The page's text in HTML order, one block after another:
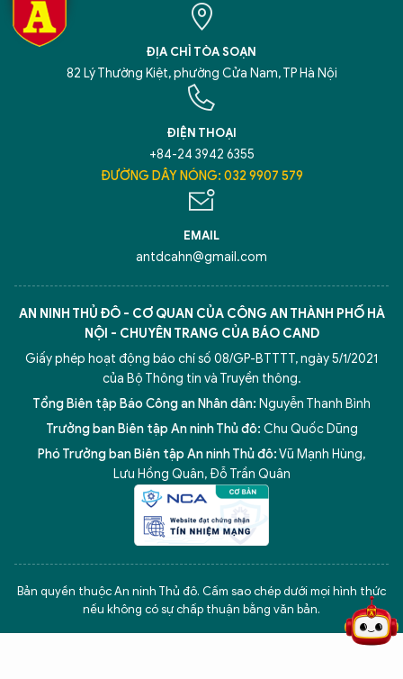
ĐỊA CHỈ TÒA SOẠN
82 Lý Thường Kiệt, phường Cửa Nam, TP Hà Nội
ĐIỆN THOẠI
+84-24 3942 6355
ĐƯỜNG DÂY NÓNG: 032 9907 579
EMAIL
antdcahn@gmail.com
AN NINH THỦ ĐÔ - CƠ QUAN CỦA CÔNG AN THÀNH PHỐ HÀ
NỘI - CHUYÊN TRANG CỦA BÁO CAND
Giấy phép hoạt động báo chí số 08/GP-BTTTT, ngày 5/1/2021
của Bộ Thông tin và Truyền thông.
Tổng Biên tập Báo Công an Nhân dân: Nguyễn Thanh Bình
Trưởng ban Biên tập An ninh Thủ đô: Chu Quốc Dũng
Phó Trưởng ban Biên tập An ninh Thủ đô:Vũ Mạnh Hùng,
Lưu Hồng Quân, Đỗ Trần Quân
Bản quyền thuộc An ninh Thủ đô. Cấm sao chép dưới mọi hình thức
nếu không có sự chấp thuận bằng văn bản.
5 điểm nghẽn của Hà Nội giải pháp xử lý điểm nghẽn của